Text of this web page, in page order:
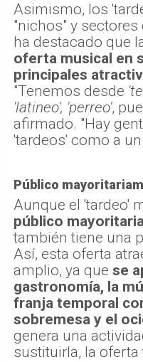
Asimismo, los
"nichos" y
ha destacado que
oferta musical en
principales
"Tenemos desde
'latineo', 'perreo',
afirmado. "Hay
'tardeos' como a
Público
Aunque el 'tardeo'
público
también tiene una
Así, esta oferta
amplio, ya que se
gastronomía, la
franja temporal
sobremesa y el
genera una
sustituirla, la